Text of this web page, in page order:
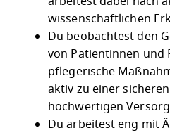
wissenschaftlichen
Du beobachtest den
von Patientinnen und
pflegerische
aktiv zu einer
hochwertigen
Du arbeitest eng mit